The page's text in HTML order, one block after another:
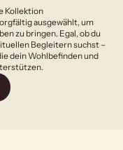
Kollektion
ausgewählt, um
zu bringen. Egal, ob du
Begleitern suchst –
dein Wohlbefinden und